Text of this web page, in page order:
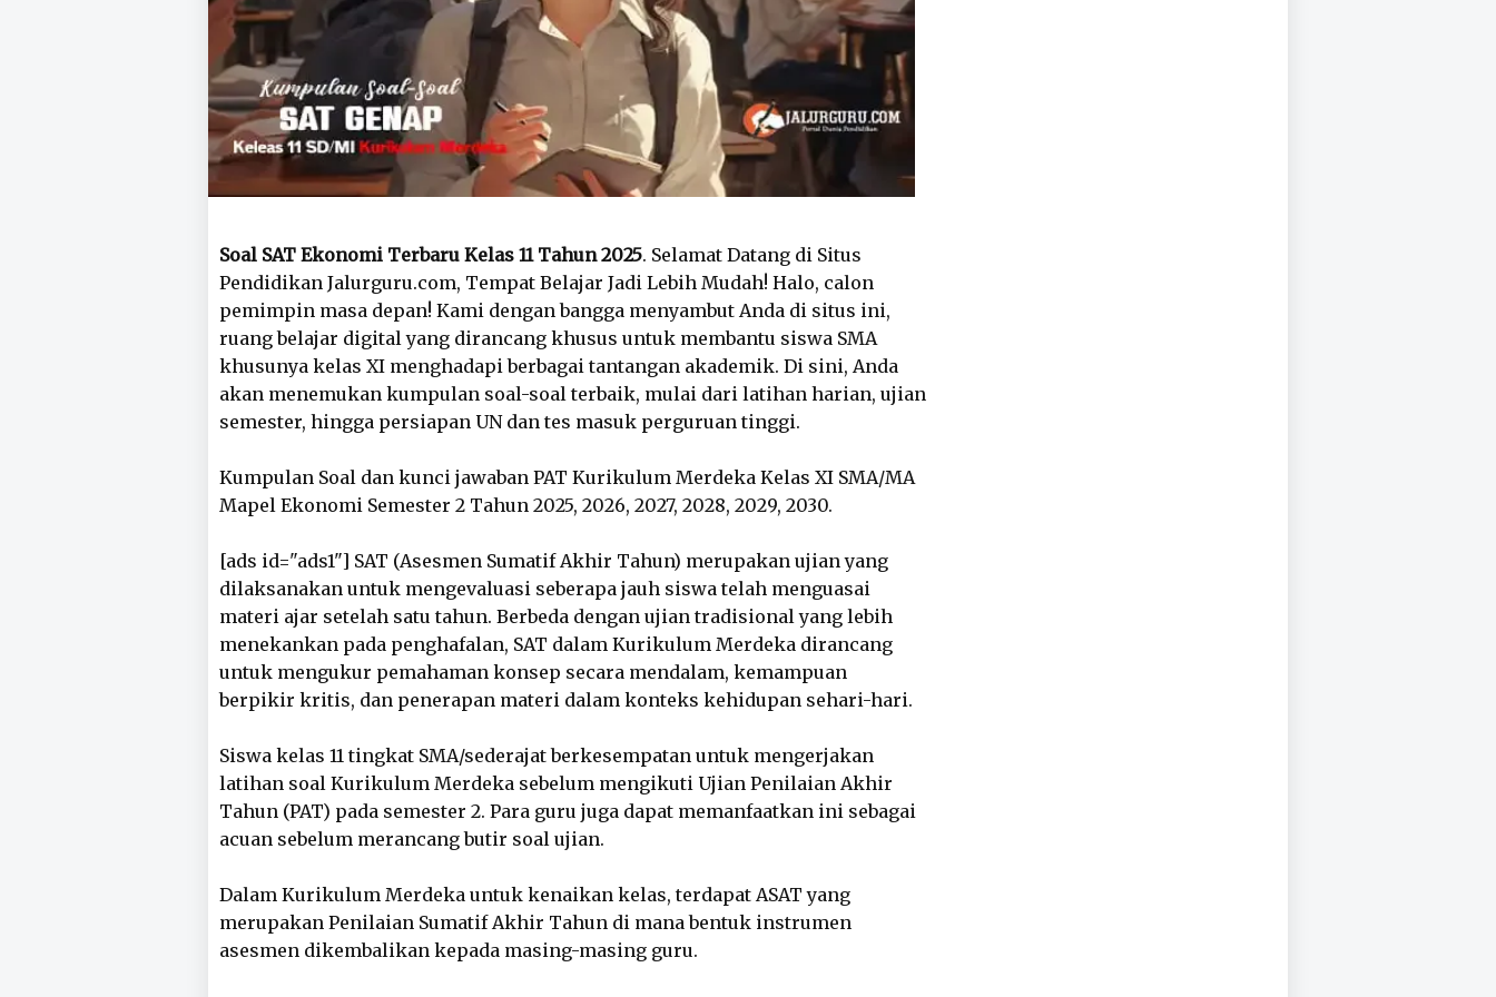
Soal SAT Ekonomi Terbaru Kelas 11 Tahun 2025. Selamat Datang di Situs
Pendidikan Jalurguru.com, Tempat Belajar Jadi Lebih Mudah! Halo, calon
pemimpin masa depan! Kami dengan bangga menyambut Anda di situs ini,
ruang belajar digital yang dirancang khusus untuk membantu siswa SMA
khusunya kelas XI menghadapi berbagai tantangan akademik. Di sini, Anda
akan menemukan kumpulan soal-soal terbaik, mulai dari latihan harian, ujian
semester, hingga persiapan UN dan tes masuk perguruan tinggi.
Kumpulan Soal dan kunci jawaban PAT Kurikulum Merdeka Kelas XI SMA/MA
Mapel Ekonomi Semester 2 Tahun 2025, 2026, 2027, 2028, 2029, 2030.
[ads id="ads1"] SAT (Asesmen Sumatif Akhir Tahun) merupakan ujian yang
dilaksanakan untuk mengevaluasi seberapa jauh siswa telah menguasai
materi ajar setelah satu tahun. Berbeda dengan ujian tradisional yang lebih
menekankan pada penghafalan, SAT dalam Kurikulum Merdeka dirancang
untuk mengukur pemahaman konsep secara mendalam, kemampuan
berpikir kritis, dan penerapan materi dalam konteks kehidupan sehari-hari.
Siswa kelas 11 tingkat SMA/sederajat berkesempatan untuk mengerjakan
latihan soal Kurikulum Merdeka sebelum mengikuti Ujian Penilaian Akhir
Tahun (PAT) pada semester 2. Para guru juga dapat memanfaatkan ini sebagai
acuan sebelum merancang butir soal ujian.
Dalam Kurikulum Merdeka untuk kenaikan kelas, terdapat ASAT yang
merupakan Penilaian Sumatif Akhir Tahun di mana bentuk instrumen
asesmen dikembalikan kepada masing-masing guru.